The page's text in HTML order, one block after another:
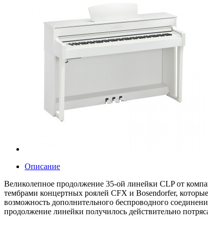
Описание
Великолепное продолжение 35-ой линейки CLP от
тембрами концертных роялей CFX и Bosendorfer,
возможность дополнительного беспроводного
продолжение линейки получилось действительно